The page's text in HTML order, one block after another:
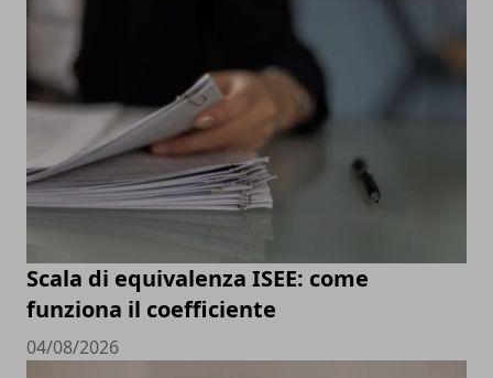
Scala di equivalenza ISEE: come
funziona il coefficiente
04/08/2026